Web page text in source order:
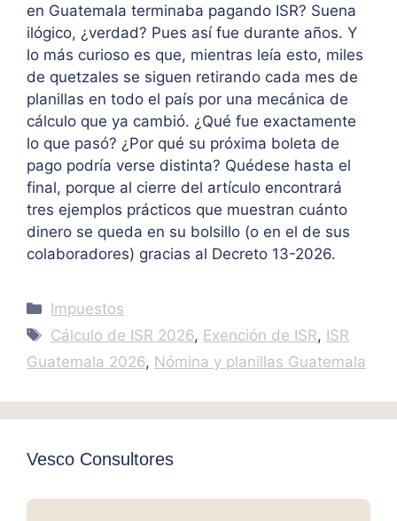
en Guatemala terminaba pagando ISR? Suena
ilógico, ¿verdad? Pues así fue durante años. Y
lo más curioso es que, mientras leía esto, miles
de quetzales se siguen retirando cada mes de
planillas en todo el país por una mecánica de
cálculo que ya cambió. ¿Qué fue exactamente
lo que pasó? ¿Por qué su próxima boleta de
pago podría verse distinta? Quédese hasta el
final, porque al cierre del artículo encontrará
tres ejemplos prácticos que muestran cuánto
dinero se queda en su bolsillo (o en el de sus
colaboradores) gracias al Decreto 13-2026.
Categories
Impuestos
Tags
Cálculo de ISR 2026, Exención de ISR, ISR
Guatemala 2026, Nómina y planillas Guatemala
Vesco Consultores